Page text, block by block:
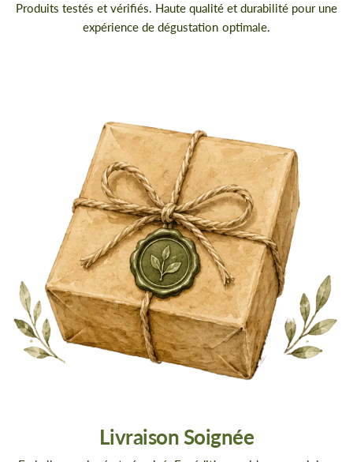
Produits testés et vérifiés. Haute qualité et durabilité pour une
expérience de dégustation optimale.
Livraison Soignée